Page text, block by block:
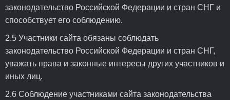
законодательство Российской Федерации и стран СНГ и
способствует его соблюдению.
2.5 Участники сайта обязаны соблюдать
законодательство Российской Федерации и стран СНГ,
уважать права и законные интересы других участников и
иных лиц.
2.6 Соблюдение участниками сайта законодательства